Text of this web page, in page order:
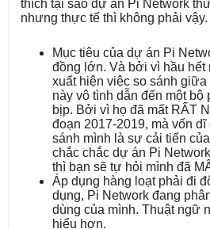
thích tại sao dự án Pi Network
nhưng thực tế thì không phải vậy.
Mục tiêu của dự án Pi
đồng lớn. Và bởi vì hầu
xuất hiện việc so sánh
này vô tình dẫn đến một
bịp. Bởi vì họ đã mất RẤT
đoạn 2017-2019, mà vốn
sánh mình là sự cải tiến
chắc chắc dự án Pi
thì bạn sẽ tự hỏi mình đã
Áp dụng hàng loạt phải đi
dụng, Pi Network đang
dùng của mình. Thuật ngữ
hiểu hơn.